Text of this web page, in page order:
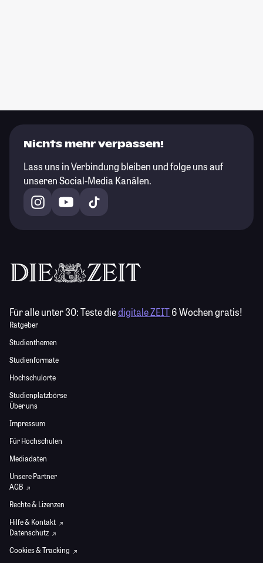
Nichts mehr verpassen!
Lass uns in Verbindung bleiben und folge uns auf
unseren Social-Media Kanälen.
Für alle unter 30:Teste diedigitale ZEIT6 Wochen gratis!
Ratgeber
Studienthemen
Studienformate
Hochschulorte
Studienplatzbörse
Über uns
Impressum
Für Hochschulen
Mediadaten
Unsere Partner
AGB
Rechte & Lizenzen
Hilfe & Kontakt
Datenschutz
Cookies & Tracking